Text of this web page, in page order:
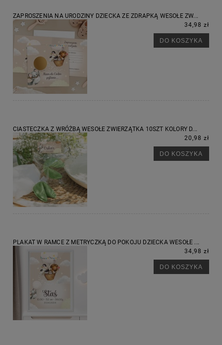
ZAPROSZENIA NA URODZINY DZIECKA ZE ZDRAPKĄ WESOŁE ZW...
34,98 zł
DO KOSZYKA
CIASTECZKA Z WRÓŻBĄ WESOŁE ZWIERZĄTKA 10SZT KOLORY D...
20,98 zł
DO KOSZYKA
PLAKAT W RAMCE Z METRYCZKĄ DO POKOJU DZIECKA WESOŁE ...
34,98 zł
DO KOSZYKA